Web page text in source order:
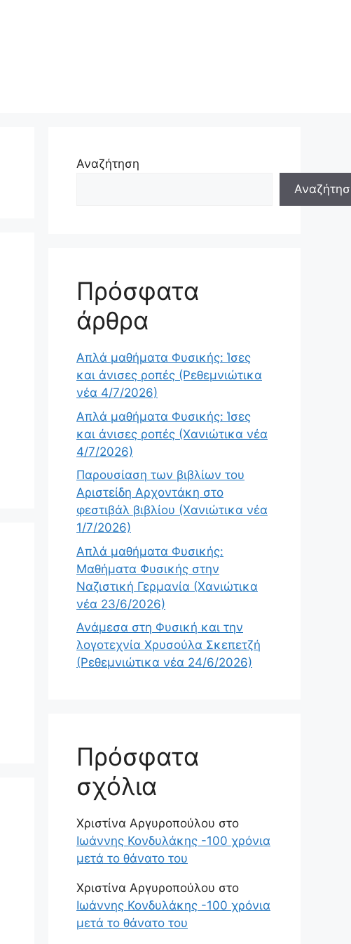
Αναζήτηση
Πρόσφατα
άρθρα
Απλά μαθήματα Φυσικής: Ίσες
και άνισες ροπές (Ρεθεμνιώτικα
νέα 4/7/2026)
Απλά μαθήματα Φυσικής: Ίσες
και άνισες ροπές (Χανιώτικα νέα
4/7/2026)
Παρουσίαση των βιβλίων του
Αριστείδη Αρχοντάκη στο
φεστιβάλ βιβλίου (Χανιώτικα νέα
1/7/2026)
Απλά μαθήματα Φυσικής:
Μαθήματα Φυσικής στην
Ναζιστική Γερμανία (Χανιώτικα
νέα 23/6/2026)
Ανάμεσα στη Φυσική και την
λογοτεχνία Χρυσούλα Σκεπετζή
(Ρεθεμνιώτικα νέα 24/6/2026)
Πρόσφατα
σχόλια
Χριστίνα Αργυροπούλου στο
Ιωάννης Κονδυλάκης -100 χρόνια
μετά το θάνατο του
Χριστίνα Αργυροπούλου στο
Ιωάννης Κονδυλάκης -100 χρόνια
μετά το θάνατο του